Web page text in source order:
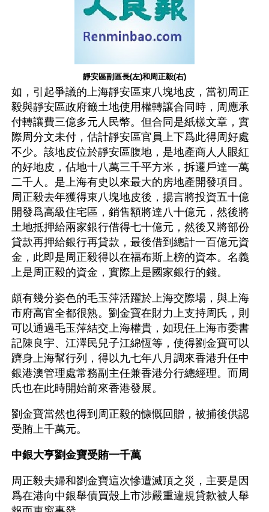
靜安區副區長(左)和周正毅(右)
如，引起爭議的上海靜安區東八塊地皮，當初周正
毅與靜安區政府籤土地使用權轉讓合同時，周應承
付轉讓費三億多元人民幣。但合同是紙樣文章，實
際周分文未付，估計靜安區官員上下爲此得周好處
不少。該地皮位於靜安區腹地，是地產商人人眼紅
的好地皮，佔地十八萬三千平方米，拆遷戶達一萬
二千人。是上海有史以來最大的房地產開發項目。
周正毅去年獲得東八塊地皮後，揚言將投資五十億
開發爲高級住宅區，銷售額將達八十億元，然後將
土地抵押給兩家銀行借得七十億元，然後又將部份
貸款再押給銀行再貸款，最後借到總計一百億元資
金，此即是周正毅得以在福布斯上榜的資本。名義
上是周正毅的資金，實際上是國家銀行的錢。
頗有幾分姿色的毛玉萍活躍於上海交際場，與上海
市府高官全都很熟。劉金寶在財力上支持周氏，則
可以通過毛玉萍結交上海權貴，如現任上海市委書
記陳良宇、江澤民兒子江綿恆等，使得劉金寶可以
躋身上海幫行列，得以九七年八月調來香港升任中
銀港澳管理處常務副主任兼香港分行總經理。而周
氏也在此時開始前來香港發展。
劉金寶當然也得到周正毅的慷慨回贈，被捕後供認
受賄上千萬元。
中銀大亨劉金寶受賄一千萬
周正毅夫婦和劉金寶這次慘遭滅頂之災，主要是因
爲在港向中銀舉債買殼上市涉嚴重違規貸款被人舉